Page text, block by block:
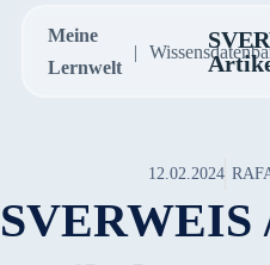
Meine
Lernwelt
12.02.2024
SVERWEIS